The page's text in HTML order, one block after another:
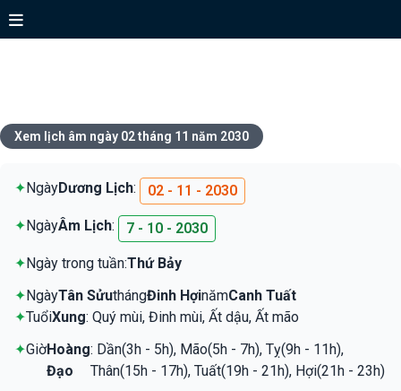
Xem lịch âm ngày 02 tháng 11 năm 2030
✦NgàyDương Lịch: 02 - 11 - 2030
✦NgàyÂm Lịch: 7 - 10 - 2030
✦Ngày trong tuần:Thứ Bảy
✦NgàyTân SửuthángĐinh HợinămCanh Tuất
✦TuổiXung: Quý mùi, Đinh mùi, Ất dậu, Ất mão
✦GiờHoàng
Đạo
: Dần(3h - 5h), Mão(5h - 7h), Tỵ(9h - 11h),
Thân(15h - 17h), Tuất(19h - 21h), Hợi(21h - 23h)